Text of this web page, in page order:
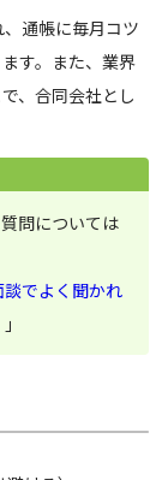
通帳に毎月コツ
す。また、業界
、合同会社とし
問については
でよく聞かれ
」